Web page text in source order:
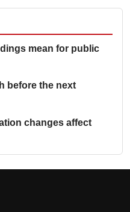
mean for public
before the next
changes affect